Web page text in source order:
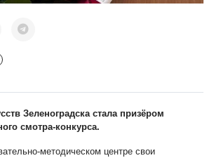
Зеленоградска стала призёром
смотра-конкурса.
методическом центре свои